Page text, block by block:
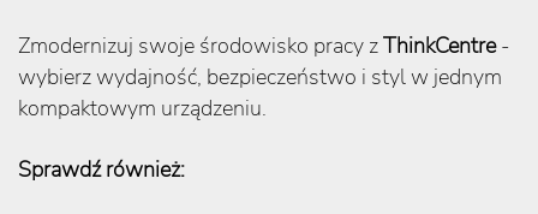
Zmodernizuj swoje środowisko pracy zThinkCentre-
wybierz wydajność, bezpieczeństwo i styl w jednym
kompaktowym urządzeniu.
Sprawdź również: